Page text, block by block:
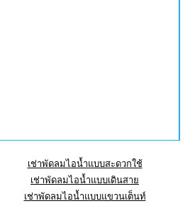
เช่าพัดลมไอน้ำแบบสะดวกใช้
เช่าพัดลมไอน้ำแบบเดินสาย
เช่าพัดลมไอน้ำแบบแขวนเต็นท์